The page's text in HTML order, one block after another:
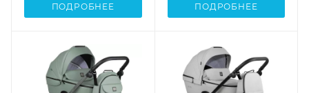
ПОДРОБНЕЕ ПОДРОБНЕЕ